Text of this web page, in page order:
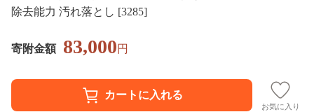
除去能力 汚れ落とし [3285]
寄附金額 83,000円
お気に入り